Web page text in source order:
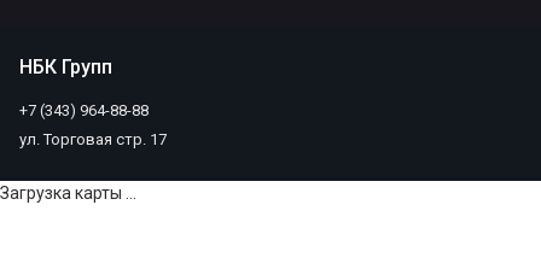
НБК Групп
+7 (343) 964-88-88
ул. Торговая стр. 17
Загрузка карты ...